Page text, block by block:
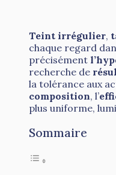
Teint irrégulier,
chaque regard
précisément
recherche de
la tolérance aux
composition, l’
plus uniforme,
Sommaire